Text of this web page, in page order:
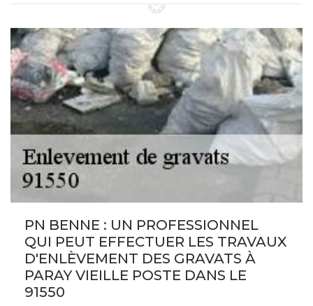
PN BENNE : UN PROFESSIONNEL
QUI PEUT EFFECTUER LES TRAVAUX
D'ENLÈVEMENT DES GRAVATS À
PARAY VIEILLE POSTE DANS LE
91550